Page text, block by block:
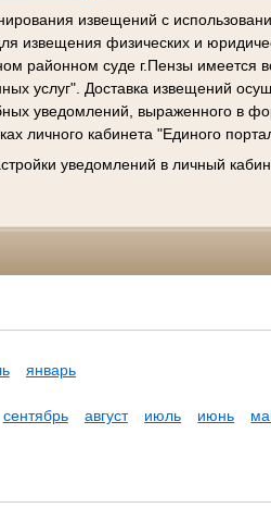
извещений с
извещения физических и
районном суде г.Пензы имеется
услуг". Доставка извещений
уведомлений, выраженного в
личного кабинета "Единого
уведомлений в личный
январь
сентябрь август июль июнь